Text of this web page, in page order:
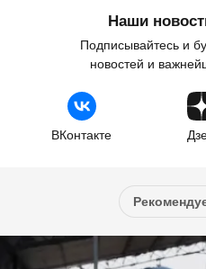
Наши
Подписывайтесь и
новостей и
ВКонтакте